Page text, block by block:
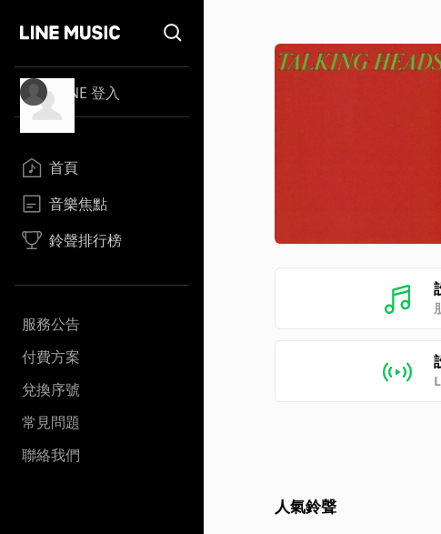
LINE 登入
首頁
音樂焦點
鈴聲排行榜
服務公告
付費方案
兌換序號
常見問題
聯絡我們
人氣鈴聲